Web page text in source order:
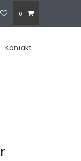
0
Kontakt